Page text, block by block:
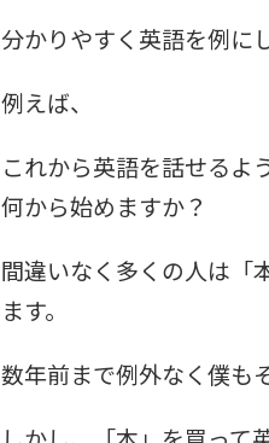
分かりやすく英語を例に
例えば、
これから英語を話せるよ
何から始めますか？
間違いなく多くの人は「
ます。
数年前まで例外なく僕も